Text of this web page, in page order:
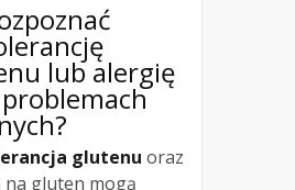
lub alergię
glutenu oraz
na gluten mogą